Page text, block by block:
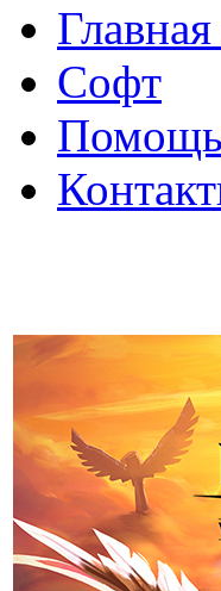
Софт
Помощь